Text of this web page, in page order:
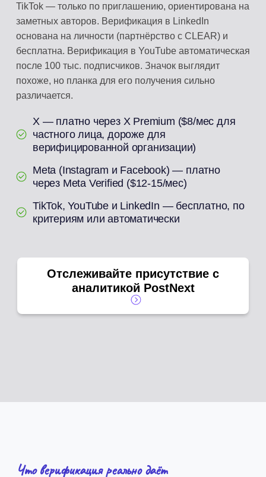
TikTok — только по приглашению, ориентирована на
заметных авторов. Верификация в LinkedIn
основана на личности (партнёрство с CLEAR) и
бесплатна. Верификация в YouTube автоматическая
после 100 тыс. подписчиков. Значок выглядит
похоже, но планка для его получения сильно
различается.
X — платно через X Premium ($8/мес для
частного лица, дороже для
верифицированной организации)
Meta (Instagram и Facebook) — платно
через Meta Verified ($12-15/мес)
TikTok, YouTube и LinkedIn — бесплатно, по
критериям или автоматически
Отслеживайте присутствие с
аналитикой PostNext
Что верификация реально даёт